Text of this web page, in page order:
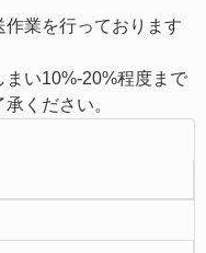
業を行っております
い10%-20%程度まで
ください。